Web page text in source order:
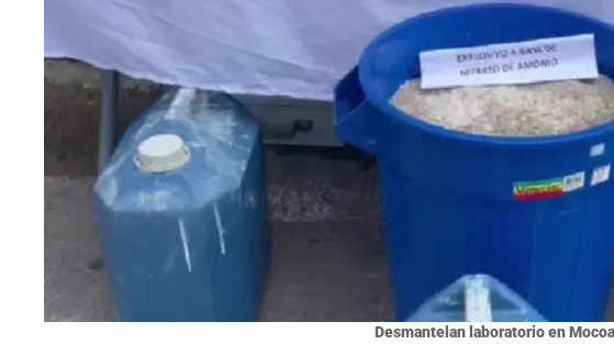
Desmantelan laboratorio en Mocoa